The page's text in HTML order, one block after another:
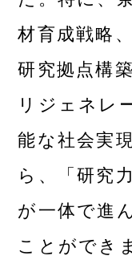
材育成戦略
研究拠点構
リジェネレ
能な社会実
ら、「研究
が一体で進
ことができ